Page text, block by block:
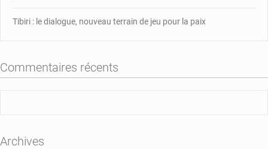
Tibiri : le dialogue, nouveau terrain de jeu pour la paix
Commentaires récents
Archives